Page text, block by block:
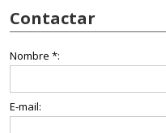
Contactar
Nombre *:
E-mail: